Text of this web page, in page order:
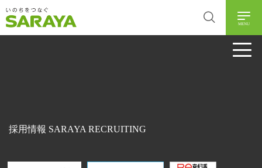
MENU
採用情報 SARAYA RECRUITING
させる潤滑油